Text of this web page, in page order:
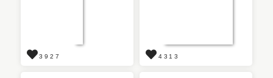
3927 4313